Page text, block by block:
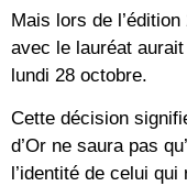
Mais lors de
avec le lauréat
lundi 28 octobre.
Cette décision
d’Or ne saura pas
l’identité de celui